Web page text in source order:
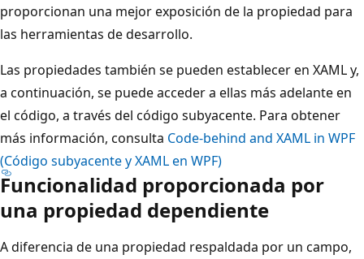
proporcionan una mejor exposición de la propiedad para
las herramientas de desarrollo.
Las propiedades también se pueden establecer en XAML y,
a continuación, se puede acceder a ellas más adelante en
el código, a través del código subyacente. Para obtener
más información, consulta Code-behind and XAML in WPF
(Código subyacente y XAML en WPF)
Funcionalidad proporcionada por
una propiedad dependiente
A diferencia de una propiedad respaldada por un campo,